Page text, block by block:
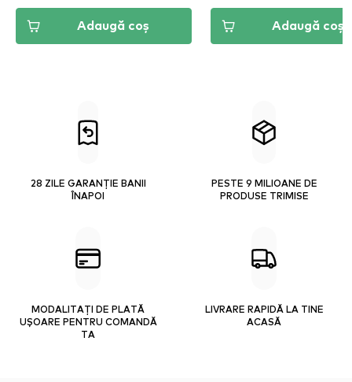
Adaugă coș Adaugă coș
28 ZILE GARANȚIE BANII
ÎNAPOI
PESTE 9 MILIOANE DE
PRODUSE TRIMISE
MODALITAȚI DE PLATĂ
UȘOARE PENTRU COMANDĂ
TA
LIVRARE RAPIDĂ LA TINE
ACASĂ